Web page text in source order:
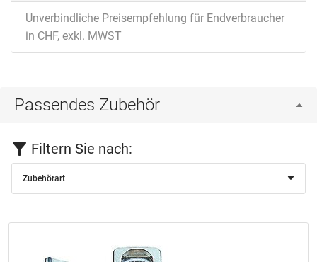
Unverbindliche Preisempfehlung für Endverbraucher
in CHF, exkl. MWST
Passendes Zubehör
Filtern Sie nach:
Zubehörart